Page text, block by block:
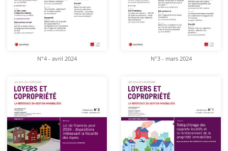
N°4 - avril 2024 N°3 - mars 2024